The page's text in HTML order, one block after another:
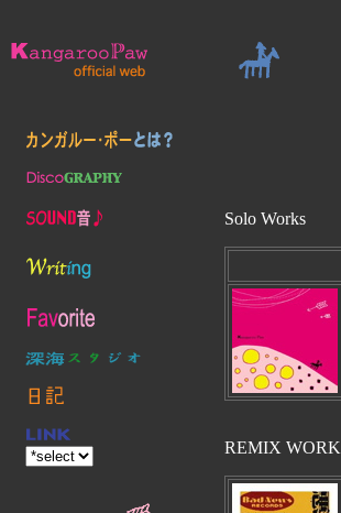
Solo Works
REMIX WORK